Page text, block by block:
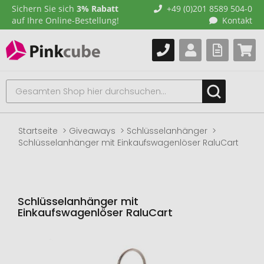
Sichern Sie sich 3% Rabatt
auf Ihre Online-Bestellung!
+49 (0)201 8589 504-0
Kontakt
Startseite Giveaways
Schlüsselanhänger
Schlüsselanhänger mit Einkaufswagenlöser RaluCart
Schlüsselanhänger mit
Einkaufswagenlöser RaluCart